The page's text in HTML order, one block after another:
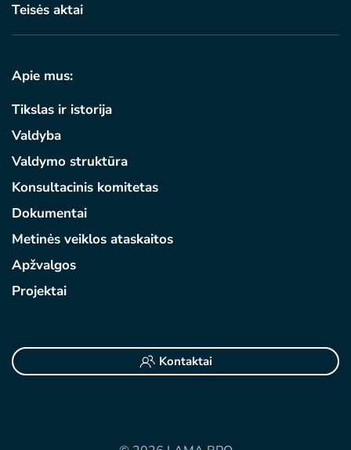
Teisės aktai
Apie mus:
Tikslas ir istorija
Valdyba
Valdymo struktūra
Konsultacinis komitetas
Dokumentai
Metinės veiklos ataskaitos
Apžvalgos
Projektai
Kontaktai